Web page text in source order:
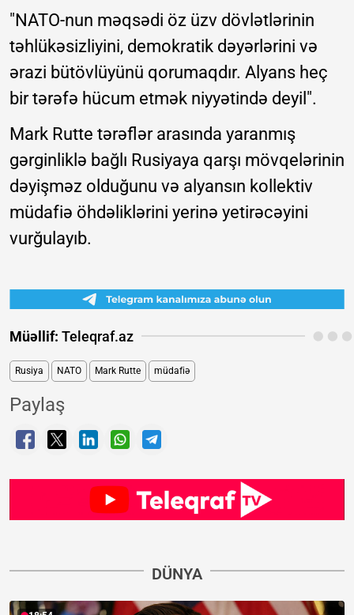
"NATO-nun məqsədi öz üzv dövlətlərinin
təhlükəsizliyini, demokratik dəyərlərini və
ərazi bütövlüyünü qorumaqdır. Alyans heç
bir tərəfə hücum etmək niyyətində deyil".
Mark Rutte tərəflər arasında yaranmış
gərginliklə bağlı Rusiyaya qarşı mövqelərinin
dəyişməz olduğunu və alyansın kollektiv
müdafiə öhdəliklərini yerinə yetirəcəyini
vurğulayıb.
Müəllif: Teleqraf.az
Rusiya NATO Mark Rutte müdafiə
Paylaş
DÜNYA